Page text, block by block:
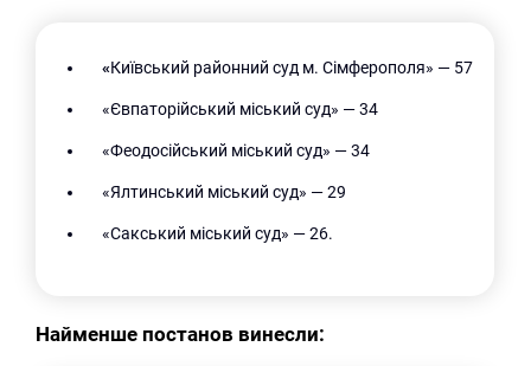
«Київський районний суд м. Сімферополя» — 57
«Євпаторійський міський суд» — 34
«Феодосійський міський суд» — 34
«Ялтинський міський суд» — 29
«Сакський міський суд» — 26.
Найменше постанов винесли: